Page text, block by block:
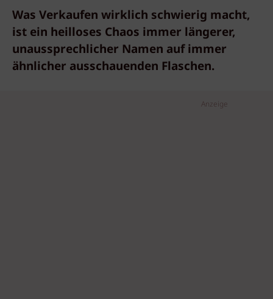
Was Verkaufen wirklich schwierig macht,
ist ein heilloses Chaos immer längerer,
unaussprechlicher Namen auf immer
ähnlicher ausschauenden Flaschen.
Anzeige